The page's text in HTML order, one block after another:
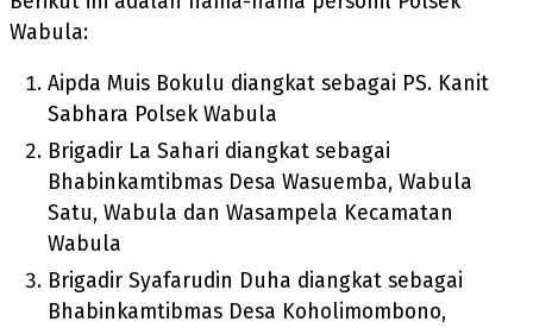
Wabula:
Aipda Muis Bokulu diangkat sebagai PS. Kanit
Sabhara Polsek Wabula
Brigadir La Sahari diangkat sebagai
Bhabinkamtibmas Desa Wasuemba, Wabula
Satu, Wabula dan Wasampela Kecamatan
Wabula
Brigadir Syafarudin Duha diangkat sebagai
Bhabinkamtibmas Desa Koholimombono,